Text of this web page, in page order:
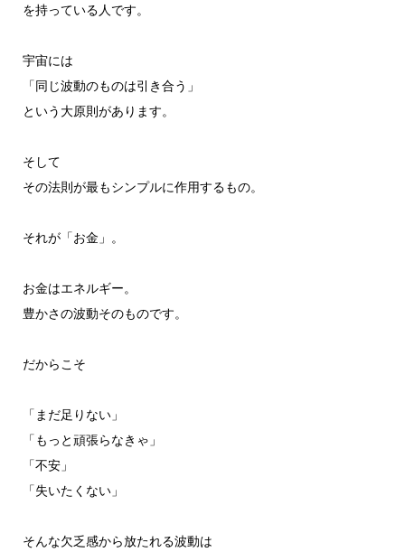
を持っている人です。
宇宙には
「同じ波動のものは引き合う」
という大原則があります。
そして
その法則が最もシンプルに作用するもの。
それが「お金」。
お金はエネルギー。
豊かさの波動そのものです。
だからこそ
「まだ足りない」
「もっと頑張らなきゃ」
「不安」
「失いたくない」
そんな欠乏感から放たれる波動は